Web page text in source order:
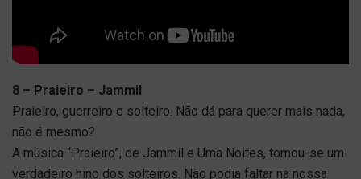
8 – Praieiro – Jammil
Praieiro, guerreiro e solteiro. Não dá para querer mais nada,
não é mesmo?
A música “Praieiro”, de Jammil e Uma Noites, tornou-se um
verdadeiro hino dos solteiros. Não podia faltar na nossa